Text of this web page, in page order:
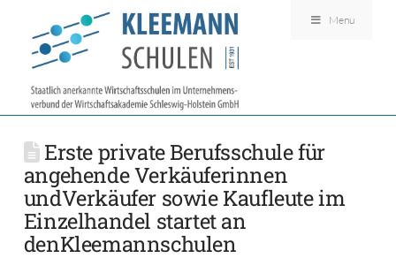
Menu
Erste private Berufsschule für
angehende Verkäuferinnen
undVerkäufer sowie Kaufleute im
Einzelhandel startet an
denKleemannschulen